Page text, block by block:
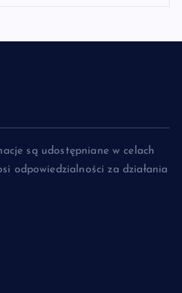
są udostępniane w celach
odpowiedzialności za działania